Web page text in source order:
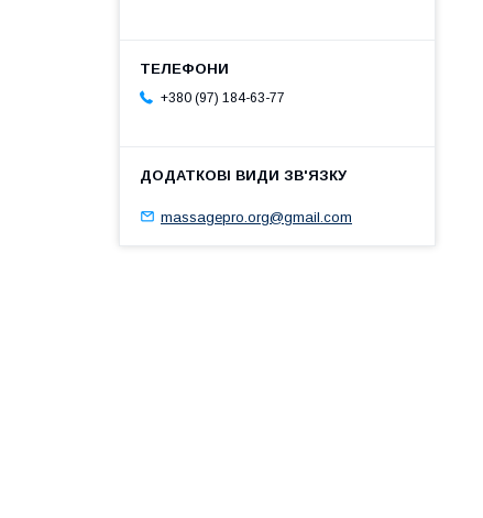
+380 (97) 184-63-77
massagepro.org@gmail.com